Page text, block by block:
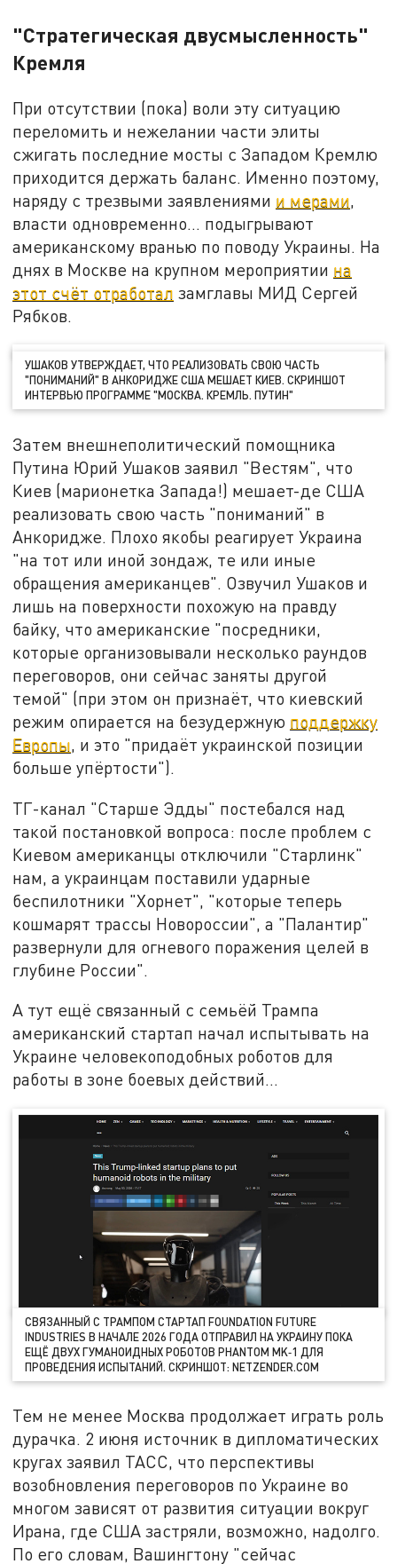
"Стратегическая двусмысленность"
Кремля
При отсутствии (пока) воли эту ситуацию
переломить и нежелании части элиты
сжигать последние мосты с Западом Кремлю
приходится держать баланс. Именно поэтому,
наряду с трезвыми заявлениями и мерами,
власти одновременно… подыгрывают
американскому вранью по поводу Украины. На
днях в Москве на крупном мероприятии на
этот счёт отработал замглавы МИД Сергей
Рябков.
УШАКОВ УТВЕРЖДАЕТ, ЧТО РЕАЛИЗОВАТЬ СВОЮ ЧАСТЬ
"ПОНИМАНИЙ" В АНКОРИДЖЕ США МЕШАЕТ КИЕВ. СКРИНШОТ
ИНТЕРВЬЮ ПРОГРАММЕ "МОСКВА. КРЕМЛЬ. ПУТИН"
Затем внешнеполитический помощника
Путина Юрий Ушаков заявил "Вестям", что
Киев (марионетка Запада!) мешает-де США
реализовать свою часть "пониманий" в
Анкоридже. Плохо якобы реагирует Украина
"на тот или иной зондаж, те или иные
обращения американцев". Озвучил Ушаков и
лишь на поверхности похожую на правду
байку, что американские "посредники,
которые организовывали несколько раундов
переговоров, они сейчас заняты другой
темой" (при этом он признаёт, что киевский
режим опирается на безудержную поддержку
Европы, и это "придаёт украинской позиции
больше упёртости").
ТГ-канал "Старше Эдды" постебался над
такой постановкой вопроса: после проблем с
Киевом американцы отключили "Старлинк"
нам, а украинцам поставили ударные
беспилотники "Хорнет", "которые теперь
кошмарят трассы Новороссии", а "Палантир"
развернули для огневого поражения целей в
глубине России".
А тут ещё связанный с семьёй Трампа
американский стартап начал испытывать на
Украине человекоподобных роботов для
работы в зоне боевых действий…
СВЯЗАННЫЙ С ТРАМПОМ СТАРТАП FOUNDATION FUTURE
INDUSTRIES В НАЧАЛЕ 2026 ГОДА ОТПРАВИЛ НА УКРАИНУ ПОКА
ЕЩЁ ДВУХ ГУМАНОИДНЫХ РОБОТОВ PHANTOM MK‑1 ДЛЯ
ПРОВЕДЕНИЯ ИСПЫТАНИЙ. СКРИНШОТ: NETZENDER.COM
Тем не менее Москва продолжает играть роль
дурачка. 2 июня источник в дипломатических
кругах заявил ТАСС, что перспективы
возобновления переговоров по Украине во
многом зависят от развития ситуации вокруг
Ирана, где США застряли, возможно, надолго.
По его словам, Вашингтону "сейчас